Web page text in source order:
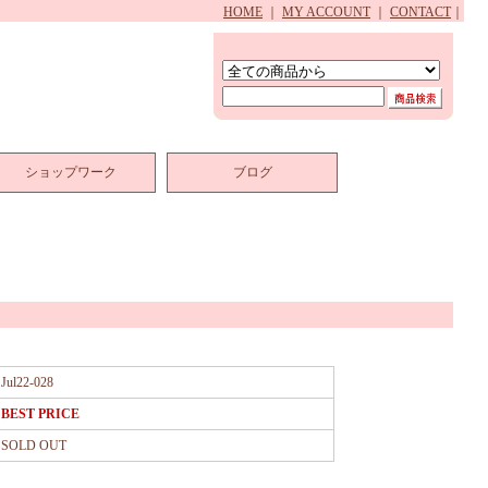
HOME MY ACCOUNT CONTACT
ショップワーク ブログ
Jul22-028
BEST PRICE
SOLD OUT